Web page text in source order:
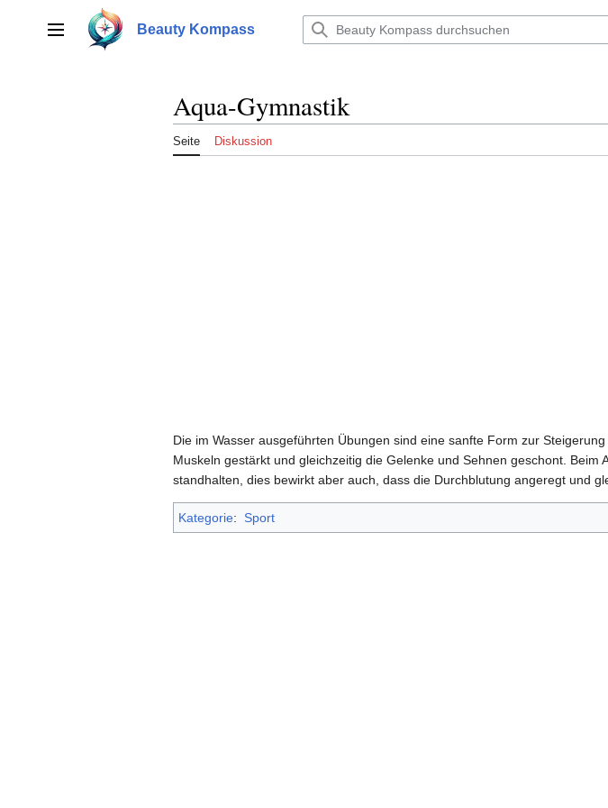
springenHauptmenü Beauty Kompass
Aqua-Gymnastik
Seite Diskussion
Die im Wasser ausgeführten Übungen sind eine sanfte Form zur
Muskeln gestärkt und gleichzeitig die Gelenke und Sehnen geschont.
standhalten, dies bewirkt aber auch, dass die Durchblutung angeregt und
Kategorie: Sport